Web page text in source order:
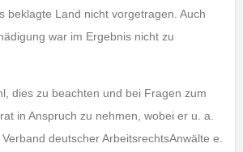
beklagte Land nicht vorgetragen. Auch
war im Ergebnis nicht zu
dies zu beachten und bei Fragen zum
in Anspruch zu nehmen, wobei er u. a.
deutscher ArbeitsrechtsAnwälte e.